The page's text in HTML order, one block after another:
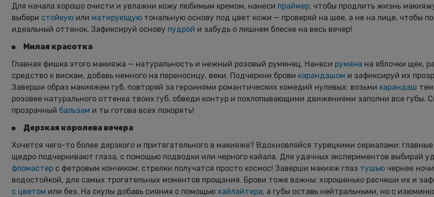
Для начала хорошо очисти и увлажни кожу любимым кремом, нанеси праймер, чтобы продлить жизнь
выбери стойкую или матирующую тональную основу под цвет кожи — проверяй на шее, а не на лице, чтобы
идеальный оттенок. Зафиксируй основу пудрой и забудь о лишнем блеске на весь вечер!
Милая красотка
Главная фишка этого макияжа — натуральность и нежный розовый румянец. Нанеси румяна на яблочки щек,
средство к вискам, добавь немного на переносицу, веки. Подчеркни брови карандашом и зафиксируй их
Заверши образ макияжем губ, повторяй за героинями романтических комедий нулевых: возьми карандаш
розовее натурального оттенка твоих губ, обведи контур и похлопывающими движениями заполни все губы.
прозрачный бальзам и ты готова всех покорять!
Дерзкая королева вечера
Хочется чего-то более дерзкого и притягательного в макияже? Вдохновляйся турецкими сериалами:
щедро подчеркивают глаза, с помощью подводки или черного кайала. Для удачных экспериментов выбирай
фломастер с фетровым кончиком: стрелки получатся просто космос! Заверши макияж глаз тушью чернее
водостойкой, для самых трогательных моментов прощания. Брови тоже важны: хорошенько расчеши их и
с цветом или без. На скулы добавь сияния с помощью хайлайтера, а губы оставь нейтральными, но с